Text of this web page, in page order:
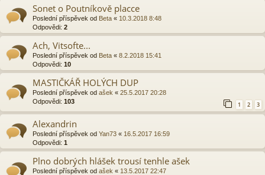
Sonet o Poutníkově placce
Poslední příspěvek od Beta « 10.3.2018 8:48
Odpovědi: 2
Ach, Vitsofte...
Poslední příspěvek od Beta « 8.2.2018 15:41
Odpovědi: 10
MASTIČKÁŘ HOLÝCH DUP
Poslední příspěvek od ašek « 25.5.2017 20:28
Odpovědi: 103 1 2 3
Alexandrin
Poslední příspěvek od Yan73 « 16.5.2017 16:59
Odpovědi: 1
Plno dobrých hlášek trousí tenhle ašek
Poslední příspěvek od ašek « 13.5.2017 22:47